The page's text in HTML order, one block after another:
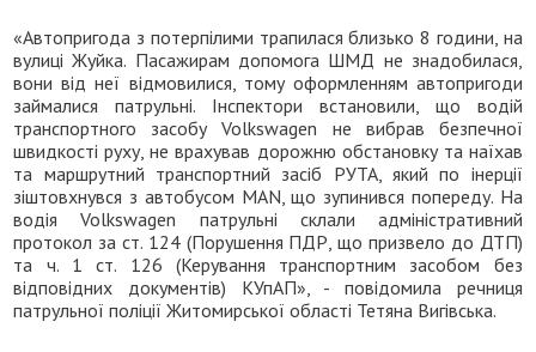
«Автопригода з потерпілими трапилася близько 8 години, на
вулиці Жуйка. Пасажирам допомога ШМД не знадобилася,
вони від неї відмовилися, тому оформленням автопригоди
займалися патрульні. Інспектори встановили, що водій
транспортного засобу Volkswagen не вибрав безпечної
швидкості руху, не врахував дорожню обстановку та наїхав
та маршрутний транспортний засіб РУТА, який по інерції
зіштовхнувся з автобусом МАN, що зупинився попереду. На
водія Volkswagen патрульні склали адміністративний
протокол за ст. 124 (Порушення ПДР, що призвело до ДТП)
та ч. 1 ст. 126 (Керування транспортним засобом без
відповідних документів) КУпАП», - повідомила речниця
патрульної поліції Житомирської області Тетяна Вигівська.